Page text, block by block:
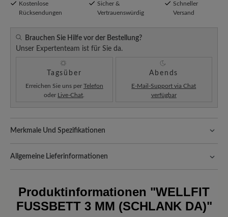
Kostenlose
Rücksendungen
Sicher &
Vertrauenswürdig
Schneller
Versand
Brauchen Sie Hilfe vor der Bestellung?
Unser Expertenteam ist für Sie da.
Tagsüber
Erreichen Sie uns per Telefon
oder Live-Chat
Abends
E-Mail-Support via Chat
verfügbar
Merkmale Und Spezifikationen
Allgemeine Lieferinformationen
hinzugefügt – unabhängig vom Bestellwert.
Freuen Sie sich auf Ihr Paket!Sobald Ihre Bestellung unser Lager in
Produktinformationen "WELLFIT
FUSSBETT 3 MM (SCHLANK DA)"